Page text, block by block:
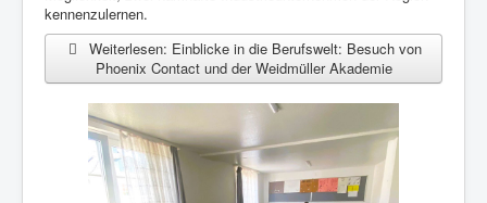
kennenzulernen.
Weiterlesen: Einblicke in die Berufswelt: Besuch von
Phoenix Contact und der Weidmüller Akademie